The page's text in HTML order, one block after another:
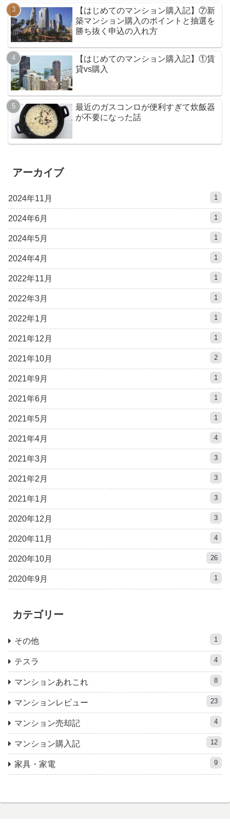
【はじめてのマンション購入記】⑦新
築マンション購入のポイントと抽選を
勝ち抜く申込の入れ方
【はじめてのマンション購入記】①賃
貸vs購入
最近のガスコンロが便利すぎて炊飯器
が不要になった話
アーカイブ
2024年11月 1
2024年6月 1
2024年5月 1
2024年4月 1
2022年11月 1
2022年3月 1
2022年1月 1
2021年12月 1
2021年10月 2
2021年9月 1
2021年6月 1
2021年5月 1
2021年4月 4
2021年3月 3
2021年2月 3
2021年1月 3
2020年12月 3
2020年11月 4
2020年10月 26
2020年9月 1
カテゴリー
その他 1
テスラ 4
マンションあれこれ 8
マンションレビュー 23
マンション売却記 4
マンション購入記 12
家具・家電 9